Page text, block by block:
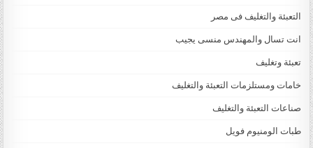
التعبئة والتغليف فى مصر
انت تسال والمهندس منسى يجيب
تعبئة وتغليف
خامات ومستلزمات التعبئة والتغليف
صناعات التعبئة والتغليف
طبات الومنيوم فويل